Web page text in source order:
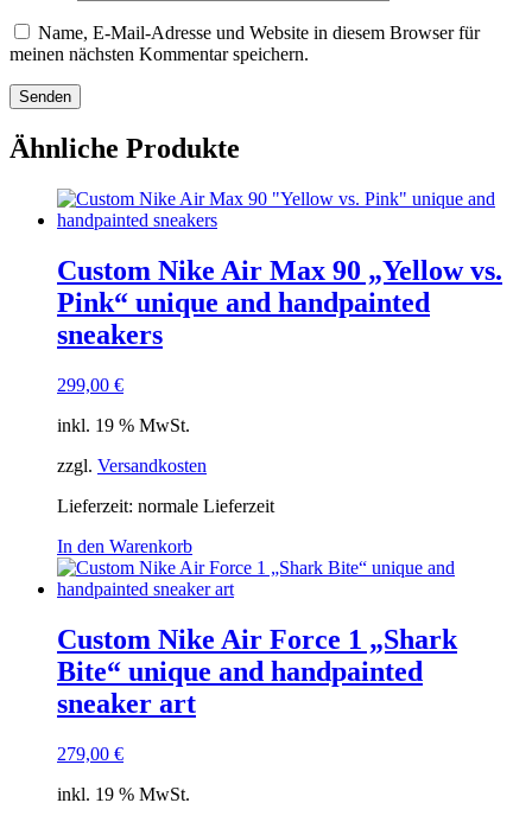
Name, E-Mail-Adresse und Website in diesem Browser für
meinen nächsten Kommentar speichern.
Ähnliche Produkte
Custom Nike Air Max 90 „Yellow vs.
Pink“ unique and handpainted
sneakers
299,00 €
inkl. 19 % MwSt.
zzgl. Versandkosten
Lieferzeit: normale Lieferzeit
In den Warenkorb
Custom Nike Air Force 1 „Shark
Bite“ unique and handpainted
sneaker art
279,00 €
inkl. 19 % MwSt.